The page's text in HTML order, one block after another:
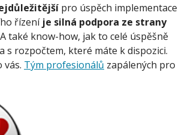
pro úspěch implementace
řízení je silná podpora ze strany
A také know-how, jak to celé úspěšně
s rozpočtem, které máte k dispozici.
vás. Tým profesionálů zapálených pro